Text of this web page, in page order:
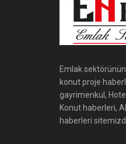
Emlak
konut proje
gayrimenkul,
Konut haberleri,
haberleri